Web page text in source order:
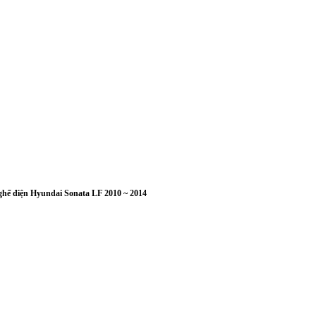
điện Hyundai Sonata LF 2010 ~ 2014